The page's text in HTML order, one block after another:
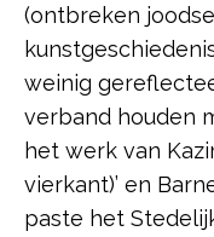
(ontbreken
weinig
verband houden
het werk van
vierkant)’ en
paste het